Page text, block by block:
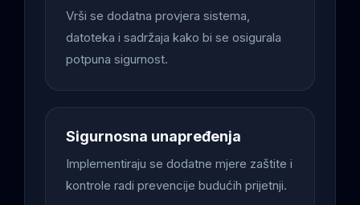
Vrši se dodatna provjera sistema,
datoteka i sadržaja kako bi se osigurala
potpuna sigurnost.
Sigurnosna unapređenja
Implementiraju se dodatne mjere zaštite i
kontrole radi prevencije budućih prijetnji.